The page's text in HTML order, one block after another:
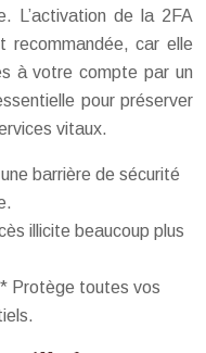
L’activation de la 2FA
car elle
à votre compte par un
pour préserver
vitaux.
barrière de sécurité
illicite beaucoup plus
Protège toutes vos